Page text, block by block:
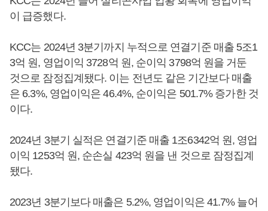
이 급증했다.
KCC는 2024년 3분기까지 누적으로 연결기준 매출 5조1
3억 원, 영업이익 3728억 원, 순이익 3798억 원을 거둔
것으로 잠정집계됐다. 이는 전년도 같은 기간보다 매출
은 6.3%, 영업이익은 46.4%, 순이익은 501.7% 증가한 것
이다.
2024년 3분기 실적은 연결기준 매출 1조6342억 원, 영업
이익 1253억 원, 순손실 423억 원을 낸 것으로 잠정집계
됐다.
2023년 3분기보다 매출은 5.2%, 영업이익은 41.7% 늘어